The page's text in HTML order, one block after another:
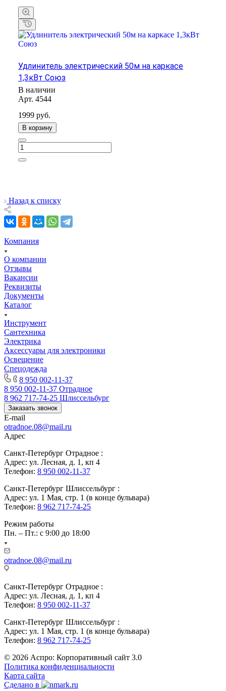
Удлинитель электрический 50м на каркасе
1,3кВт Союз
В наличии
Арт. 4544
1999 руб.
В корзину
Назад к списку
Компания
О компании
Отзывы
Вакансии
Реквизиты
Документы
Каталог
Инструмент
Сантехника
Электрика
Аксессуары для электроники
Освещение
Спецодежда
8 950 002-11-37
8 950 002-11-37 Отрадное
8 962 717-74-25 Шлиссельбург
Заказать звонок
E-mail
otradnoe.08@mail.ru
Адрес
Санкт-Петербург Отрадное :
Адрес: ул. Лесная, д. 1, кп 4
Телефон: 8 950 002-11-37
Санкт-Петербург Шлиссельбург :
Адрес: ул. 1 Мая, стр. 1 (в конце бульвара)
Телефон: 8 962 717-74-25
Режим работы
Пн. – Пт.: с 9:00 до 18:00
otradnoe.08@mail.ru
Санкт-Петербург Отрадное :
Адрес: ул. Лесная, д. 1, кп 4
Телефон: 8 950 002-11-37
Санкт-Петербург Шлиссельбург :
Адрес: ул. 1 Мая, стр. 1 (в конце бульвара)
Телефон: 8 962 717-74-25
© 2026 Аспро: Корпоративный сайт 3.0
Политика конфиденциальности
Карта сайта
Сделано в